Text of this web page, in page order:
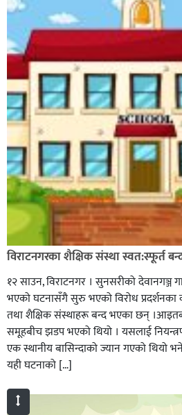
विराटनगरका शैक्षिक संस्था स्वत:स्फूर्त
१२ साउन, विराटनगर । सुनसरीको देवानगञ्ज
भएको घटनासँगै सुरु भएको विरोध प्रदर्शनका
तथा शैक्षिक संस्थाहरू बन्द भएका छन्
समूहबीच झडप भएको थियो । यसलाई
एक स्थानीय बासिन्दाको ज्यान गएको थियो
यही घटनाको […]